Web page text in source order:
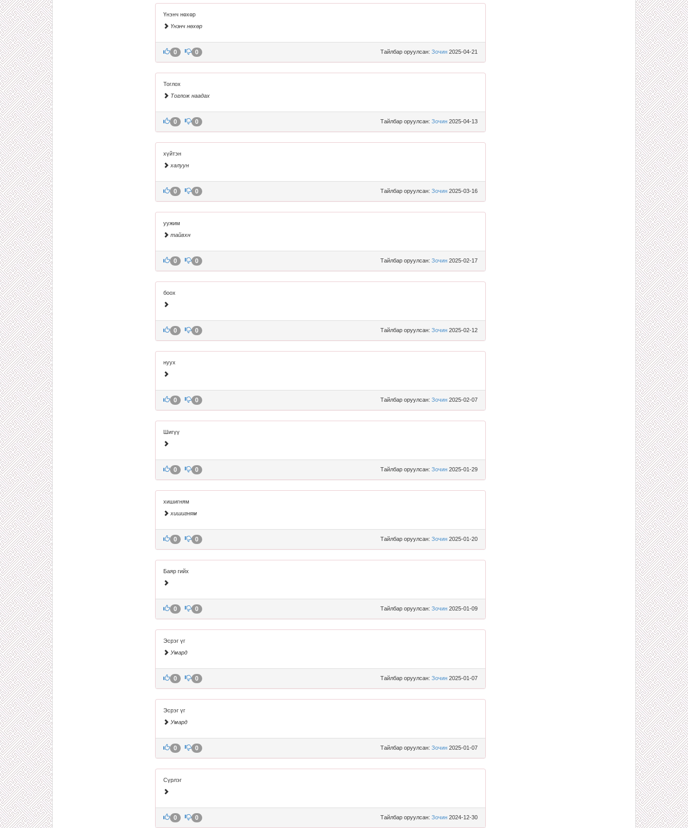
Үнэнч нөхөр
Үнэнч нөхөр
Тайлбар оруулсан: Зочин 2025-04-21
0 0
Тоглох
Тоглож наадах
Тайлбар оруулсан: Зочин 2025-04-13
0 0
хүйтэн
халуун
Тайлбар оруулсан: Зочин 2025-03-16
0 0
уужим
тайвхн
Тайлбар оруулсан: Зочин 2025-02-17
0 0
боох
Тайлбар оруулсан: Зочин 2025-02-12
0 0
нуух
Тайлбар оруулсан: Зочин 2025-02-07
0 0
Шигүү
Тайлбар оруулсан: Зочин 2025-01-29
0 0
хишигням
хишигням
Тайлбар оруулсан: Зочин 2025-01-20
0 0
Баяр гийх
Тайлбар оруулсан: Зочин 2025-01-09
0 0
Эсрэг үг
Умард
Тайлбар оруулсан: Зочин 2025-01-07
0 0
Эсрэг үг
Умард
Тайлбар оруулсан: Зочин 2025-01-07
0 0
Сүрлэг
Тайлбар оруулсан: Зочин 2024-12-30
0 0